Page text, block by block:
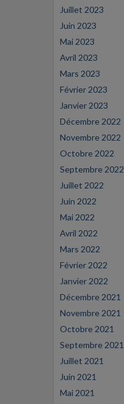
Juillet 2023
Juin 2023
Mai 2023
Avril 2023
Mars 2023
Février 2023
Janvier 2023
Décembre 2022
Novembre 2022
Octobre 2022
Septembre 2022
Juillet 2022
Juin 2022
Mai 2022
Avril 2022
Mars 2022
Février 2022
Janvier 2022
Décembre 2021
Novembre 2021
Octobre 2021
Septembre 2021
Juillet 2021
Juin 2021
Mai 2021